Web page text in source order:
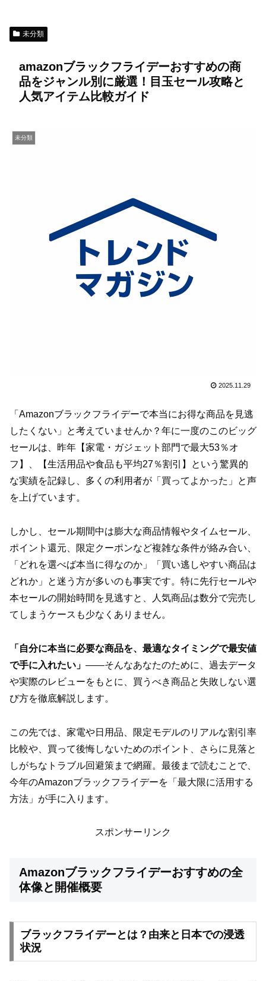
未分類
amazonブラックフライデーおすすめの商
品をジャンル別に厳選！目玉セール攻略と
人気アイテム比較ガイド
未分類
2025.11.29
「Amazonブラックフライデーで本当にお得な商品を見逃
したくない」と考えていませんか？年に一度のこのビッグ
セールは、昨年【家電・ガジェット部門で最大53％オ
フ】、【生活用品や食品も平均27％割引】という驚異的
な実績を記録し、多くの利用者が「買ってよかった」と声
を上げています。
しかし、セール期間中は膨大な商品情報やタイムセール、
ポイント還元、限定クーポンなど複雑な条件が絡み合い、
「どれを選べば本当に得なのか」「買い逃しやすい商品は
どれか」と迷う方が多いのも事実です。特に先行セールや
本セールの開始時間を見逃すと、人気商品は数分で完売し
てしまうケースも少なくありません。
「自分に本当に必要な商品を、最適なタイミングで最安値
で手に入れたい」 ——そんなあなたのために、過去データ
や実際のレビューをもとに、買うべき商品と失敗しない選
び方を徹底解説します。
この先では、家電や日用品、限定モデルのリアルな割引率
比較や、買って後悔しないためのポイント、さらに見落と
しがちなトラブル回避策まで網羅。最後まで読むことで、
今年のAmazonブラックフライデーを「最大限に活用する
方法」が手に入ります。
スポンサーリンク
Amazonブラックフライデーおすすめの全
体像と開催概要
ブラックフライデーとは？由来と日本での浸透
状況